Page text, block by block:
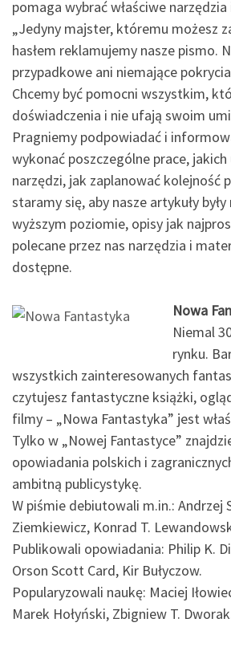
pomaga wybrać właściwe narzędzia
„Jedyny majster, któremu możesz
hasłem reklamujemy nasze pismo.
przypadkowe ani niemające
Chcemy być pomocni wszystkim,
doświadczenia i nie ufają swoim
Pragniemy podpowiadać i
wykonać poszczególne prace,
narzędzi, jak zaplanować kolejność
staramy się, aby nasze artykuły były
wyższym poziomie, opisy jak
polecane przez nas narzędzia i
dostępne.
Nowa
Niemal
rynku.
wszystkich zainteresowanych
czytujesz fantastyczne książki,
filmy – „Nowa Fantastyka” jest
Tylko w „Nowej Fantastyce”
opowiadania polskich i
ambitną publicystykę.
W piśmie debiutowali m.in.: Andrzej
Ziemkiewicz, Konrad T.
Publikowali opowiadania: Philip K.
Orson Scott Card, Kir Bułyczow.
Popularyzowali naukę: Maciej
Marek Hołyński, Zbigniew T.